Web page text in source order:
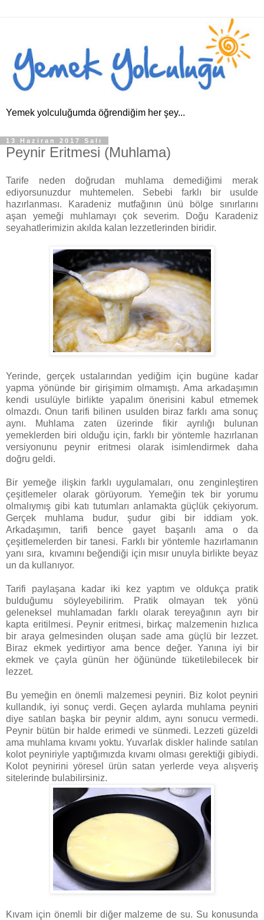
Yemek yolculuğumda öğrendiğim her şey...
13 Haziran 2017 Salı
Peynir Eritmesi (Muhlama)
Tarife neden doğrudan muhlama demediğimi merak
ediyorsunuzdur muhtemelen. Sebebi farklı bir usulde
hazırlanması. Karadeniz mutfağının ünü bölge sınırlarını
aşan yemeği muhlamayı çok severim. Doğu Karadeniz
seyahatlerimizin akılda kalan lezzetlerinden biridir.
Yerinde, gerçek ustalarından yediğim için bugüne kadar
yapma yönünde bir girişimim olmamıştı. Ama arkadaşımın
kendi usulüyle birlikte yapalım önerisini kabul etmemek
olmazdı. Onun tarifi bilinen usulden biraz farklı ama sonuç
aynı. Muhlama zaten üzerinde fikir ayrılığı bulunan
yemeklerden biri olduğu için, farklı bir yöntemle hazırlanan
versiyonunu peynir eritmesi olarak isimlendirmek daha
doğru geldi.
Bir yemeğe ilişkin farklı uygulamaları, onu zenginleştiren
çeşitlemeler olarak görüyorum. Yemeğin tek bir yorumu
olmalıymış gibi katı tutumları anlamakta güçlük çekiyorum.
Gerçek muhlama budur, şudur gibi bir iddiam yok.
Arkadaşımın, tarifi bence gayet başarılı ama o da
çeşitlemelerden bir tanesi. Farklı bir yöntemle hazırlamanın
yanı sıra, kıvamını beğendiği için mısır unuyla birlikte beyaz
un da kullanıyor.
Tarifi paylaşana kadar iki kez yaptım ve oldukça pratik
bulduğumu söyleyebilirim. Pratik olmayan tek yönü
geleneksel muhlamadan farklı olarak tereyağının ayrı bir
kapta eritilmesi. Peynir eritmesi, birkaç malzemenin hızlıca
bir araya gelmesinden oluşan sade ama güçlü bir lezzet.
Biraz ekmek yedirtiyor ama bence değer. Yanına iyi bir
ekmek ve çayla günün her öğününde tüketilebilecek bir
lezzet.
Bu yemeğin en önemli malzemesi peyniri. Biz kolot peyniri
kullandık, iyi sonuç verdi. Geçen aylarda muhlama peyniri
diye satılan başka bir peynir aldım, aynı sonucu vermedi.
Peynir bütün bir halde erimedi ve sünmedi. Lezzeti güzeldi
ama muhlama kıvamı yoktu. Yuvarlak diskler halinde satılan
kolot peyniriyle yaptığımızda kıvamı olması gerektiği gibiydi.
Kolot peynirini yöresel ürün satan yerlerde veya alışveriş
sitelerinde bulabilirsiniz.
Kıvam için önemli bir diğer malzeme de su. Su konusunda